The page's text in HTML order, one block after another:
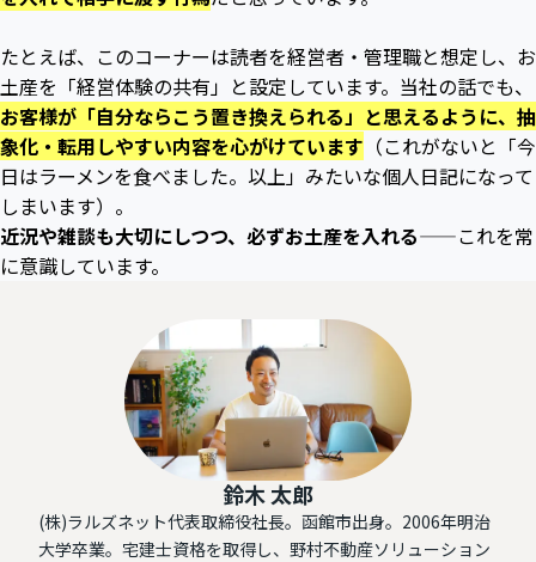
たとえば、このコーナーは読者を経営者・管理職と想定し、お
土産を「経営体験の共有」と設定しています。当社の話でも、
お客様が「自分ならこう置き換えられる」と思えるように、抽
象化・転用しやすい内容を心がけています （これがないと「今
日はラーメンを食べました。以上」みたいな個人日記になって
しまいます）。
近況や雑談も大切にしつつ、必ずお土産を入れる——これを常
に意識しています。
鈴木 太郎
(株)ラルズネット代表取締役社長。函館市出身。2006年明治
大学卒業。宅建士資格を取得し、野村不動産ソリューション